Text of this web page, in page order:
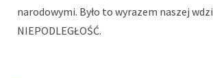
narodowymi. Było to wyrazem naszej
NIEPODLEGŁOŚĆ.